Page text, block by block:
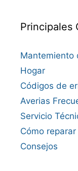
Principales
Mantemiento
Hogar
Códigos de
Averias
Servicio
Cómo reparar
Consejos